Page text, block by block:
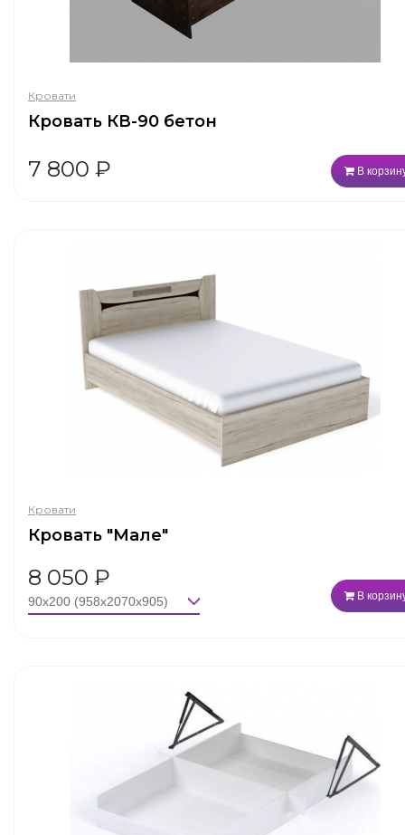
Кровати
Кровать КВ-90 бетон
7 800 ₽ В
Кровати
Кровать "Мале"
8 050 ₽
В